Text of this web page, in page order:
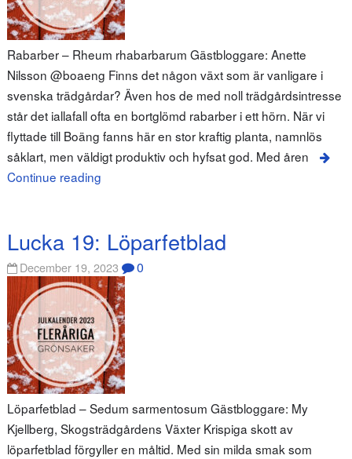
Rabarber – Rheum rhabarbarum Gästbloggare: Anette
Nilsson @boaeng Finns det någon växt som är vanligare i
svenska trädgårdar? Även hos de med noll trädgårdsintresse
står det iallafall ofta en bortglömd rabarber i ett hörn. När vi
flyttade till Boäng fanns här en stor kraftig planta, namnlös
såklart, men väldigt produktiv och hyfsat god. Med åren
Continue reading
Lucka 19: Löparfetblad
December 19, 2023 0
Löparfetblad – Sedum sarmentosum Gästbloggare: My
Kjellberg, Skogsträdgårdens Växter Krispiga skott av
löparfetblad förgyller en måltid. Med sin milda smak som